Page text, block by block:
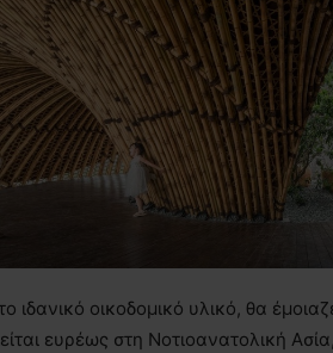
ιδανικό οικοδομικό υλικό, θα
ευρέως στη Νοτιοανατολική